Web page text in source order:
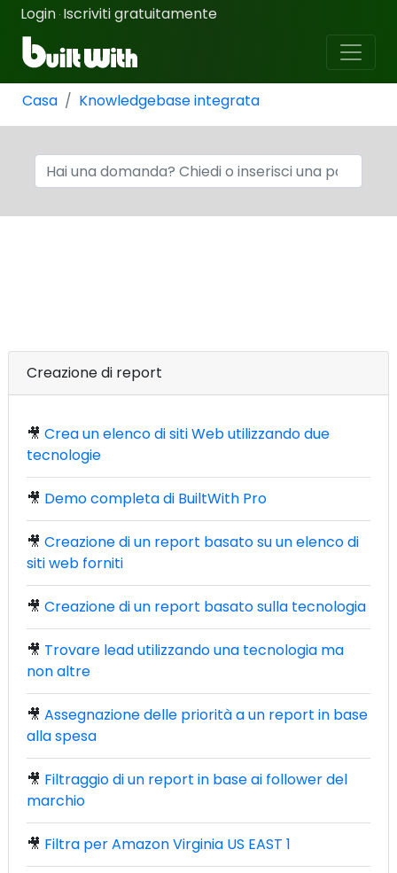
Login · Iscriviti gratuitamente
Casa Knowledgebase integrata
Creazione di report
🎥 Crea un elenco di siti Web utilizzando due
tecnologie
🎥 Demo completa di BuiltWith Pro
🎥 Creazione di un report basato su un elenco di
siti web forniti
🎥 Creazione di un report basato sulla tecnologia
🎥 Trovare lead utilizzando una tecnologia ma
non altre
🎥 Assegnazione delle priorità a un report in base
alla spesa
🎥 Filtraggio di un report in base ai follower del
marchio
🎥 Filtra per Amazon Virginia US EAST 1